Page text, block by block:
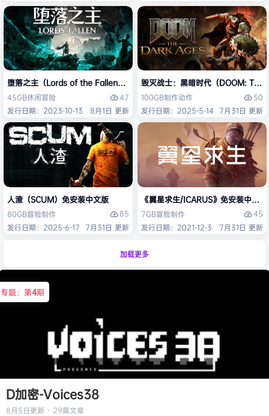
堕落之主（Lords of the Fallen）免安装中文版
45GB休闲冒险
47
发行日期：2023-10-13
8月1日 更新
毁灭战士：黑暗时代（DOOM: The
100GB制作动作
50
发行日期：2025-5-14 7月31日 更新
人渣（SCUM）免安装中文版
80GB冒险制作
85
发行日期：2025-6-17 7月31日 更新
《翼星求生/ICARUS》免安装中文版
7GB冒险制作
45
发行日期：2021-12-3
7月31日 更新
加载更多
专题：第4期
D加密-Voices38
8月5日更新 · 29篇文章